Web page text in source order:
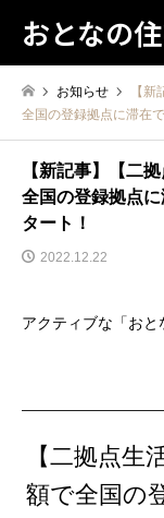
おとなの
お知らせ
【
全国の登録拠点に滞在
【新記事】【二
全国の登録拠点
タート！
2022.12.22
アクティブな「おと
【二拠点生
額で全国の